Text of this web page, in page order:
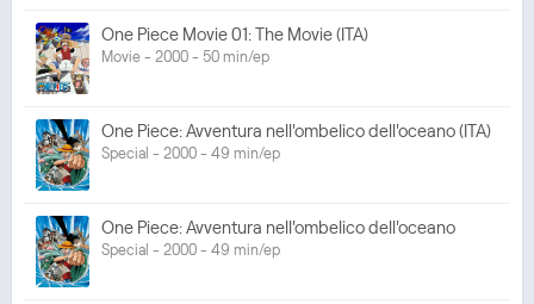
One Piece Movie 01: The Movie (ITA)
Movie - 2000 - 50 min/ep
One Piece: Avventura nell'ombelico dell'oceano (ITA)
Special - 2000 - 49 min/ep
One Piece: Avventura nell'ombelico dell'oceano
Special - 2000 - 49 min/ep